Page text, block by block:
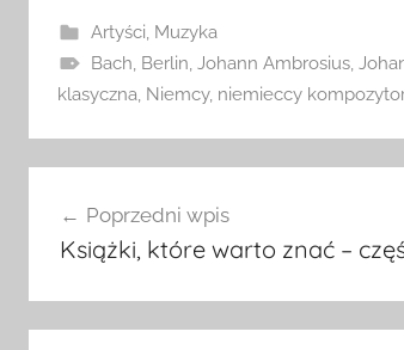
Artyści, Muzyka
Bach, Berlin, Johann Ambrosius,
klasyczna, Niemcy, niemieccy
wpisuPoprzedni wpis
Książki, które warto znać –